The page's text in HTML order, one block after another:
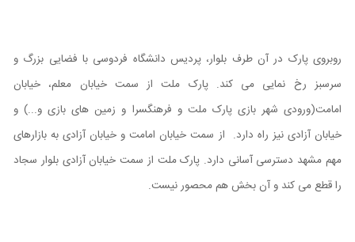
روبروی پارک در آن طرف بلوار، پردیس دانشگاه فردوسی با فضایی بزرگ و
سرسبز رخ نمایی می کند. پارک ملت از سمت خیابان معلم، خیابان
امامت(ورودی شهر بازی پارک ملت و فرهنگسرا و زمین های بازی و...) و
خیابان آزادی نیز راه دارد. از سمت خیابان امامت و خیابان آزادی به بازارهای
مهم مشهد دسترسی آسانی دارد. پارک ملت از سمت خیابان آزادی بلوار سجاد
را قطع می کند و آن بخش هم محصور نیست.